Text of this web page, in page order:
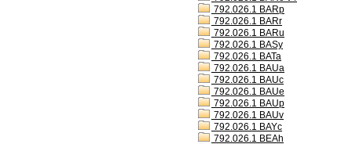
792.026.1 BARp
792.026.1 BARr
792.026.1 BARu
792.026.1 BASy
792.026.1 BATa
792.026.1 BAUa
792.026.1 BAUc
792.026.1 BAUe
792.026.1 BAUp
792.026.1 BAUv
792.026.1 BAYc
792.026.1 BEAh